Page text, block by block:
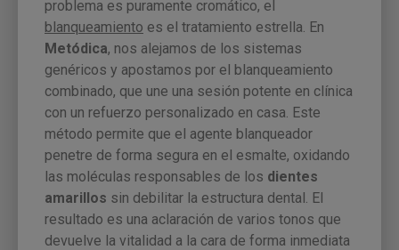
problema es puramente cromático, el
blanqueamiento es el tratamiento estrella. En
Metódica, nos alejamos de los sistemas
genéricos y apostamos por el blanqueamiento
combinado, que une una sesión potente en clínica
con un refuerzo personalizado en casa. Este
método permite que el agente blanqueador
penetre de forma segura en el esmalte, oxidando
las moléculas responsables de los dientes
amarillos sin debilitar la estructura dental. El
resultado es una aclaración de varios tonos que
devuelve la vitalidad a la cara de forma inmediata